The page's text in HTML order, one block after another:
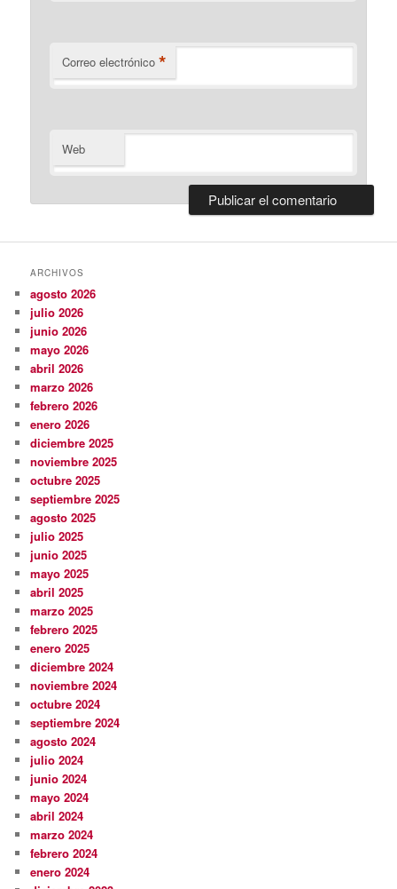
Correo electrónico *
Web
ARCHIVOS
agosto 2026
julio 2026
junio 2026
mayo 2026
abril 2026
marzo 2026
febrero 2026
enero 2026
diciembre 2025
noviembre 2025
octubre 2025
septiembre 2025
agosto 2025
julio 2025
junio 2025
mayo 2025
abril 2025
marzo 2025
febrero 2025
enero 2025
diciembre 2024
noviembre 2024
octubre 2024
septiembre 2024
agosto 2024
julio 2024
junio 2024
mayo 2024
abril 2024
marzo 2024
febrero 2024
enero 2024